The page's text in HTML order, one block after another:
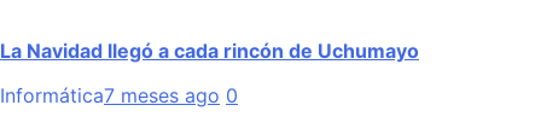
La Navidad llegó a cada rincón de Uchumayo
Informática7 meses ago 0